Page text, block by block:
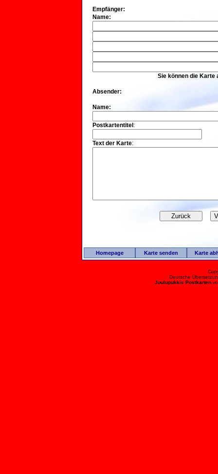
Empfänger:
Name:
Sie können die Karte
Absender:
Name:
Postkartentitel :
Text der Karte:
Homepage Karte senden Karte
Deutsche
Joulupukkis Postkarten